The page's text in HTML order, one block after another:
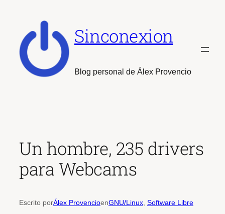
contenido
Sinconexion
Blog personal de Álex Provencio
Un hombre, 235 drivers
para Webcams
Escrito porÁlex ProvencioenGNU/Linux Software Libre